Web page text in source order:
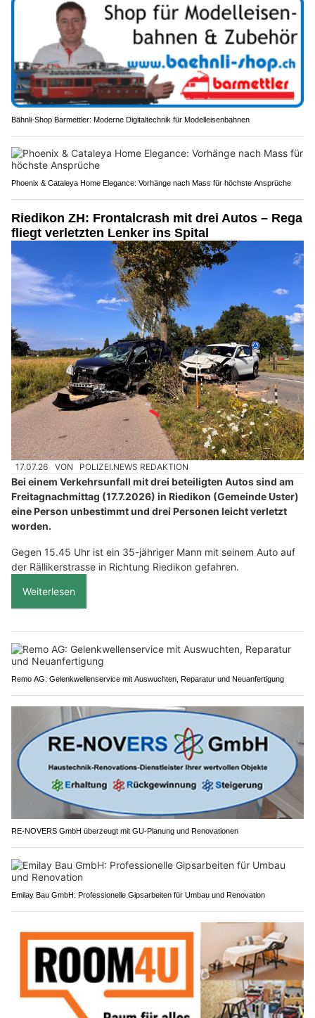
Bähnli-Shop Barmettler: Moderne Digitaltechnik für Modelleisenbahnen
Phoenix & Cataleya Home Elegance: Vorhänge nach Mass für höchste Ansprüche
Riedikon ZH: Frontalcrash mit drei Autos – Rega
fliegt verletzten Lenker ins Spital
17.07.26 VON POLIZEI.NEWS REDAKTION
Bei einem Verkehrsunfall mit drei beteiligten Autos sind am
Freitagnachmittag (17.7.2026) in Riedikon (Gemeinde Uster)
eine Person unbestimmt und drei Personen leicht verletzt
worden.
Gegen 15.45 Uhr ist ein 35-jähriger Mann mit seinem Auto auf
der Rällikerstrasse in Richtung Riedikon gefahren.
Weiterlesen
Remo AG: Gelenkwellenservice mit Auswuchten, Reparatur und Neuanfertigung
RE-NOVERS GmbH überzeugt mit GU-Planung und Renovationen
Emilay Bau GmbH: Professionelle Gipsarbeiten für Umbau und Renovation